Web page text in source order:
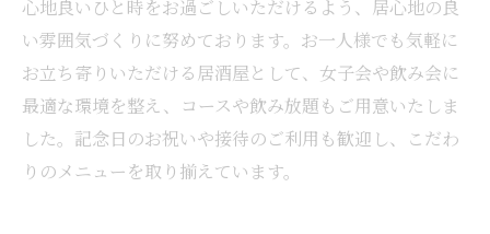
心地良いひと時をお過ごしいただけるよう、居心地の良
い雰囲気づくりに努めております。お一人様でも気軽に
お立ち寄りいただける居酒屋として、女子会や飲み会に
最適な環境を整え、コースや飲み放題もご用意いたしま
した。記念日のお祝いや接待のご利用も歓迎し、こだわ
りのメニューを取り揃えています。